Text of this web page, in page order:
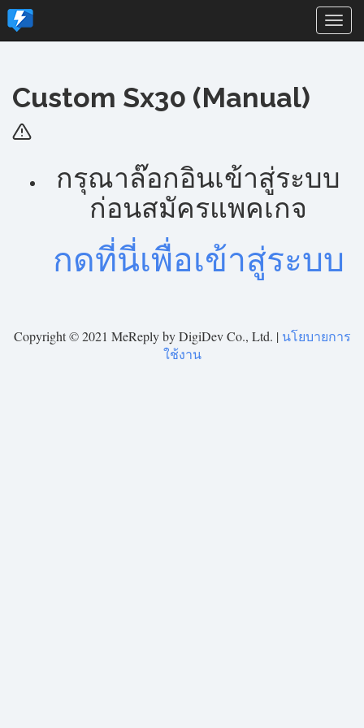
Custom Sx30 (Manual)
กรุณาล๊อกอินเข้าสู่ระบบ
ก่อนสมัครแพคเกจ
กดที่นี่เพื่อเข้าสู่ระบบ
Copyright © 2021 MeReply by DigiDev Co., Ltd. | นโยบายการ
ใช้งาน